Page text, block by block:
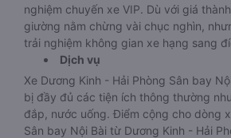
nghiệm chuyến xe VIP. Dù với giá
giường nằm chừng vài chục nghìn,
trải nghiệm không gian xe hạng sang
Dịch vụ
Xe Dương Kinh - Hải Phòng Sân bay
bị đầy đủ các tiện ích thông thường
đắp, nước uống. Điểm cộng cho dòng
Sân bay Nội Bài từ Dương Kinh - Hải